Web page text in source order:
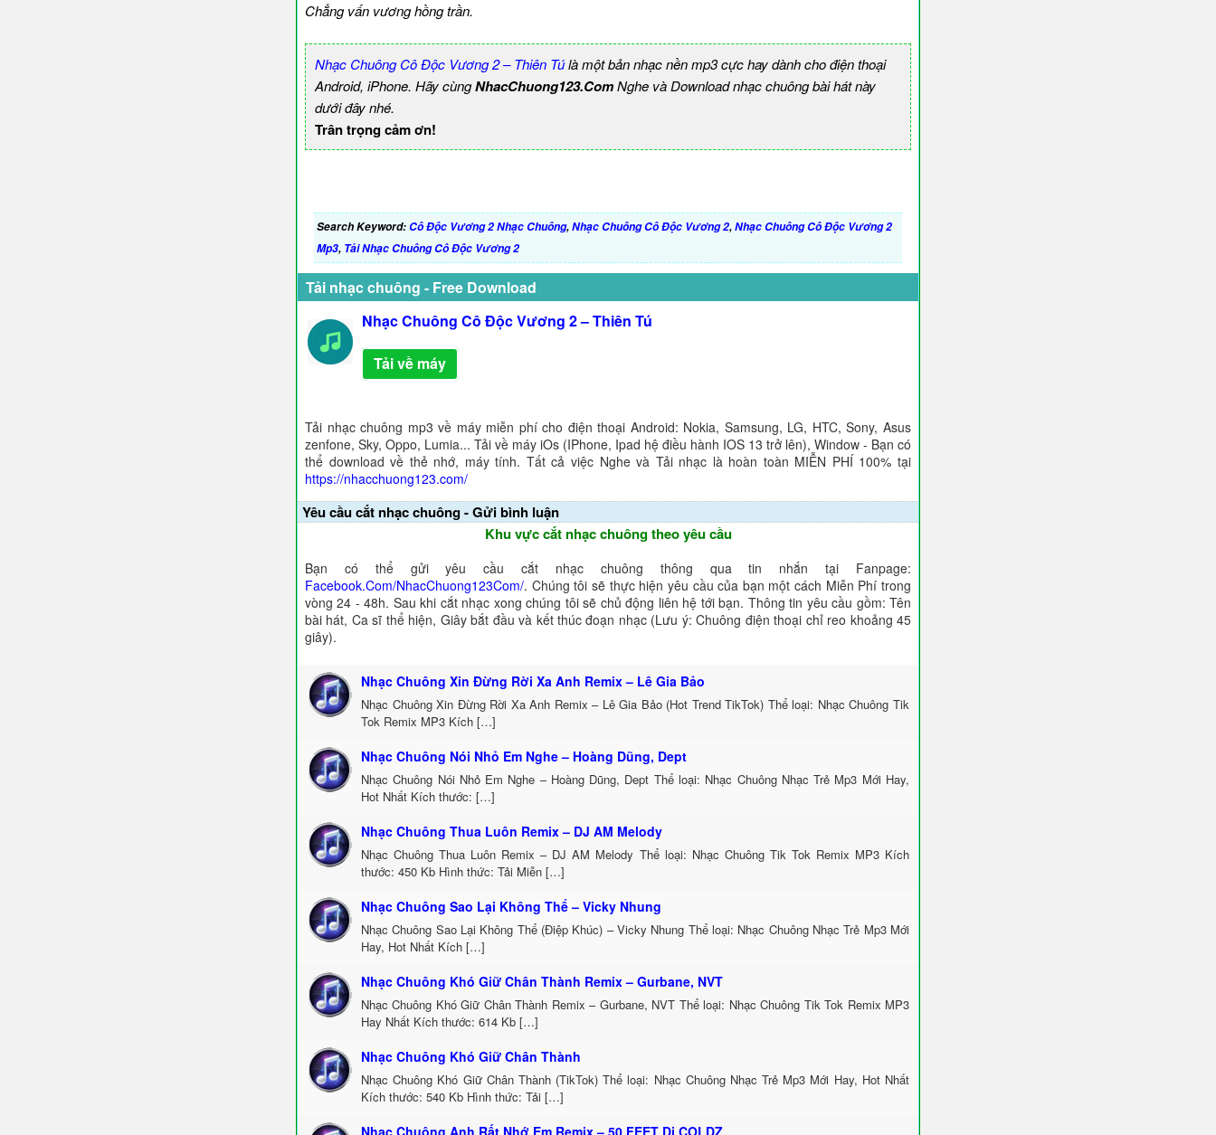
Chẳng vấn vương hồng trần.
Nhạc Chuông Cô Độc Vương 2 – Thiên Túlà một bản nhạc nền mp3 cực hay dành cho điện thoại
Android, iPhone. Hãy cùngNhacChuong123.ComNghe và Download nhạc chuông bài hát này
dưới đây nhé.
Trân trọng cảm ơn!
Search Keyword:Cô Độc Vương 2 Nhạc Chuông,Nhạc Chuông Cô Độc Vương 2,Nhạc Chuông Cô Độc Vương 2
Mp3, Tải Nhạc Chuông Cô Độc Vương 2
Tải nhạc chuông - Free Download
Nhạc Chuông Cô Độc Vương 2 – Thiên Tú
Tải về máy
Tải nhạc chuông mp3 về máy miễn phí cho điện thoại Android: Nokia, Samsung, LG, HTC, Sony, Asus
zenfone, Sky, Oppo, Lumia... Tải về máy iOs (IPhone, Ipad hệ điều hành IOS 13 trở lên), Window - Bạn có
thể download về thẻ nhớ, máy tính. Tất cả việc Nghe và Tải nhạc là hoàn toàn MIỄN PHÍ 100% tại
https://nhacchuong123.com/
Yêu cầu cắt nhạc chuông - Gửi bình luận
Khu vực cắt nhạc chuông theo yêu cầu
Bạn có thể gửi yêu cầu cắt nhạc chuông thông qua tin nhắn tại Fanpage:
Facebook.Com/NhacChuong123Com/. Chúng tôi sẽ thực hiện yêu cầu của bạn một cách Miễn Phí trong
vòng 24 - 48h. Sau khi cắt nhạc xong chúng tôi sẽ chủ động liên hệ tới bạn. Thông tin yêu cầu gồm: Tên
bài hát, Ca sĩ thể hiện, Giây bắt đầu và kết thúc đoạn nhạc (Lưu ý: Chuông điện thoại chỉ reo khoảng 45
giây).
Nhạc Chuông Xin Đừng Rời Xa Anh Remix – Lê Gia Bảo
Nhạc Chuông Xin Đừng Rời Xa Anh Remix – Lê Gia Bảo (Hot Trend TikTok) Thể loại: Nhạc Chuông Tik
Tok Remix MP3 Kích […]
Nhạc Chuông Nói Nhỏ Em Nghe – Hoàng Dũng, Dept
Nhạc Chuông Nói Nhỏ Em Nghe – Hoàng Dũng, Dept Thể loại: Nhạc Chuông Nhạc Trẻ Mp3 Mới Hay,
Hot Nhất Kích thước: […]
Nhạc Chuông Thua Luôn Remix – DJ AM Melody
Nhạc Chuông Thua Luôn Remix – DJ AM Melody Thể loại: Nhạc Chuông Tik Tok Remix MP3 Kích
thước: 450 Kb Hình thức: Tải Miễn […]
Nhạc Chuông Sao Lại Không Thể – Vicky Nhung
Nhạc Chuông Sao Lại Không Thể (Điệp Khúc) – Vicky Nhung Thể loại: Nhạc Chuông Nhạc Trẻ Mp3 Mới
Hay, Hot Nhất Kích […]
Nhạc Chuông Khó Giữ Chân Thành Remix – Gurbane, NVT
Nhạc Chuông Khó Giữ Chân Thành Remix – Gurbane, NVT Thể loại: Nhạc Chuông Tik Tok Remix MP3
Hay Nhất Kích thước: 614 Kb […]
Nhạc Chuông Khó Giữ Chân Thành
Nhạc Chuông Khó Giữ Chân Thành (TikTok) Thể loại: Nhạc Chuông Nhạc Trẻ Mp3 Mới Hay, Hot Nhất
Kích thước: 540 Kb Hình thức: Tải […]
Nhạc Chuông Anh Rất Nhớ Em Remix – 50 FEET Dj COLDZ